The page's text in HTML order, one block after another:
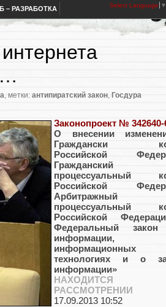
– РАЗРАБОТКА Select Language ▼
, метки: антипиратский закон, Госдура
Законопроект № 342640-
О внесении
Граждански
Российской
Гражданский
процессуальный
Российской
Арбитражный
процессуальный
Российской
Федеральный
информации,
информационных
технологиях и о
информации»
НАХОДИТСЯ
РАССМОТРЕНИИ
17.09.2013 10:52